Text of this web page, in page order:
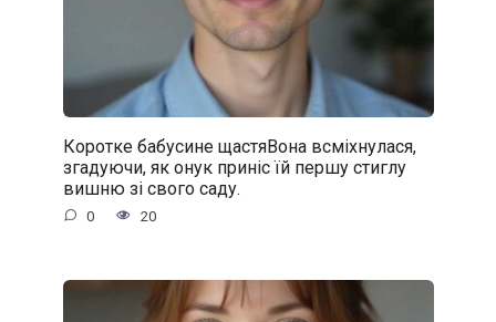
Коротке бабусине щастяВона всміхнулася,
згадуючи, як онук приніс їй першу стиглу
вишню зі свого саду.
0 20